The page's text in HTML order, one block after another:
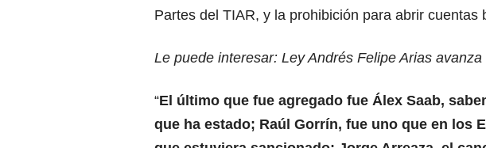
Partes del TIAR, y la prohibición para abrir cuentas
Le puede interesar: Ley Andrés Felipe Arias
“El último que fue agregado fue Álex Saab,
que ha estado; Raúl Gorrín, fue uno que en los